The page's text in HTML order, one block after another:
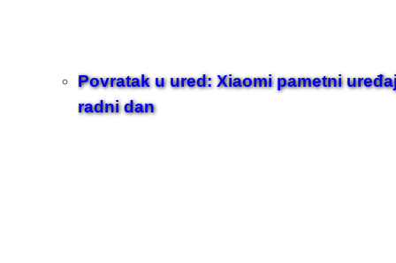
Povratak u ured: Xiaomi pametni
radni dan